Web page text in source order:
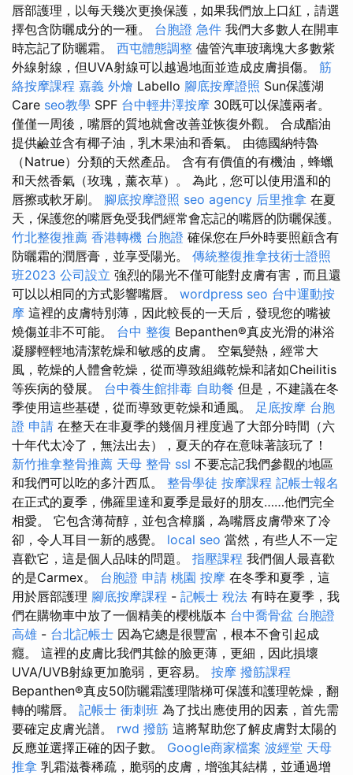
唇部護理，以每天幾次更換保護，如果我們放上口紅，請選
擇包含防曬成分的一種。 台胞證 急件 我們大多數人在開車
時忘記了防曬霜。 西屯體態調整 儘管汽車玻璃塊大多數紫
外線射線，但UVA射線可以越過地面並造成皮膚損傷。 筋
絡按摩課程 嘉義 外燴 Labello 腳底按摩證照 Sun保護湖
Care seo教學 SPF 台中輕井澤按摩 30既可以保護兩者。
僅僅一周後，嘴唇的質地就會改善並恢復外觀。 合成酯油
提供鹼並含有椰子油，乳木果油和香氣。 由德國納特魯
（Natrue）分類的天然產品。 含有有價值的有機油，蜂蠟
和天然香氣（玫瑰，薰衣草）。 為此，您可以使用溫和的
唇擦或軟牙刷。 腳底按摩證照 seo agency 后里推拿 在夏
天，保護您的嘴唇免受我們經常會忘記的嘴唇的防曬保護。
竹北整復推薦 香港轉機 台胞證 確保您在戶外時要照顧含有
防曬霜的潤唇膏，並享受陽光。 傳統整復推拿技術士證照
班2023 公司設立 強烈的陽光不僅可能對皮膚有害，而且還
可以以相同的方式影響嘴唇。 wordpress seo 台中運動按
摩 這裡的皮膚特別薄，因此較長的一天后，發現您的嘴被
燒傷並非不可能。 台中 整復 Bepanthen®真皮光滑的淋浴
凝膠輕輕地清潔乾燥和敏感的皮膚。 空氣變熱，經常大
風，乾燥的人體會乾燥，從而導致組織乾燥和諸如Cheilitis
等疾病的發展。 台中養生館排毒 自助餐 但是，不建議在冬
季使用這些基礎，從而導致更乾燥和通風。 足底按摩 台胞
證 申請 在整天在非夏季的幾個月裡度過了大部分時間（六
十年代太冷了，無法出去），夏天的存在意味著該玩了！
新竹推拿整骨推薦 天母 整骨 ssl 不要忘記我們參觀的地區
和我們可以吃的多汁西瓜。 整骨學徒 按摩課程 記帳士報名
在正式的夏季，佛羅里達和夏季是最好的朋友……他們完全
相愛。 它包含薄荷醇，並包含樟腦，為嘴唇皮膚帶來了冷
卻，令人耳目一新的感覺。 local seo 當然，有些人不一定
喜歡它，這是個人品味的問題。 指壓課程 我們個人最喜歡
的是Carmex。 台胞證 申請 桃園 按摩 在冬季和夏季，這
用於唇部護理 腳底按摩課程 - 記帳士 稅法 有時在夏季，我
們在購物車中放了一個精美的櫻桃版本 台中喬骨盆 台胞證
高雄 - 台北記帳士 因為它總是很豐富，根本不會引起成
癮。 這裡的皮膚比我們其餘的臉更薄，更細，因此損壞
UVA/UVB射線更加脆弱，更容易。 按摩 撥筋課程
Bepanthen®真皮50防曬霜護理階梯可保護和護理乾燥，翻
轉的嘴唇。 記帳士 衝刺班 為了找出應使用的因素，首先需
要確定皮膚光譜。 rwd 撥筋 這將幫助您了解皮膚對太陽的
反應並選擇正確的因子數。 Google商家檔案 波經堂 天母
推拿 乳霜滋養稀疏，脆弱的皮膚，增強其結構，並通過增